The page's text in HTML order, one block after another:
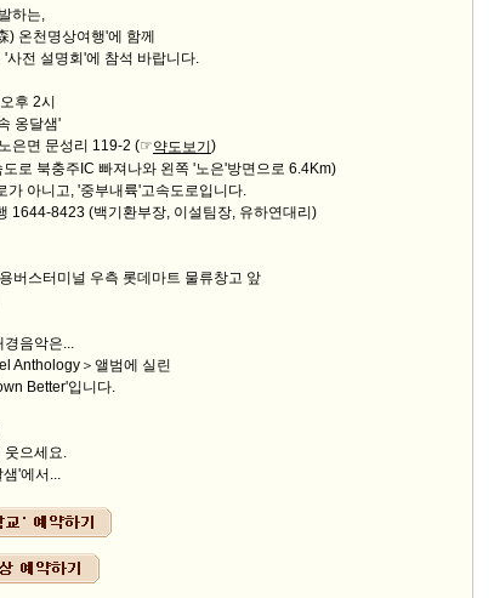
하는,
) 온천명상여행'에 함께
'사전 설명회'에 참석 바랍니다.
후 2시
옹달샘'
은면 문성리 119-2 (☞약도보기 )
북충주IC 빠져나와 왼쪽 '노은'방면으로 6.4Km)
아니고, '중부내륙'고속도로입니다.
1644-8423 (백기환부장, 이설팀장, 유하연대리)
버스터미널 우측 롯데마트 물류창고 앞
음악은...
Anthology＞앨범에 실린
Better'입니다.
웃으세요.
'에서...